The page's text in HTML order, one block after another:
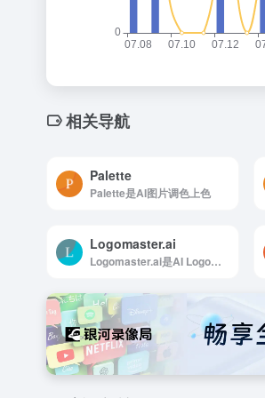
相关导航
Palette
Palette是AI图片调色上色
Logomaster.ai
Logomaster.ai是AI Logo生成工具